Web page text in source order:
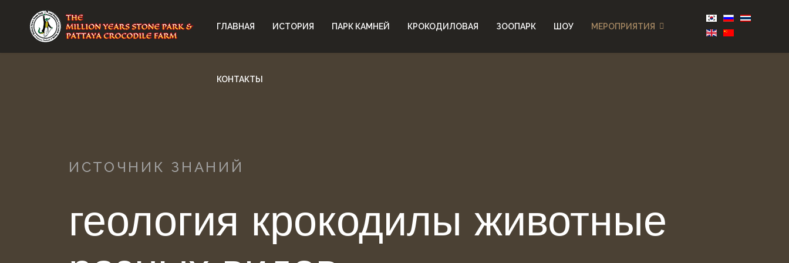
ГЛАВНАЯ ИСТОРИЯ ПАРК КАМНЕЙ КРОКОДИЛОВАЯ ЗООПАРК ШОУ МЕРОПРИЯТИЯ
КОНТАКТЫ
ИСТОЧНИК ЗНАНИЙ
геология крокодилы животные